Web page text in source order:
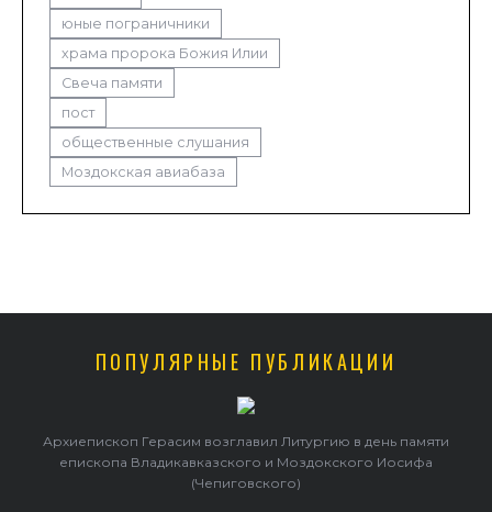
юные пограничники
храма пророка Божия Илии
Свеча памяти
пост
общественные слушания
Моздокская авиабаза
ПОПУЛЯРНЫЕ ПУБЛИКАЦИИ
Архиепископ Герасим возглавил Литургию в день памяти
епископа Владикавказского и Моздокского Иосифа
(Чепиговского)